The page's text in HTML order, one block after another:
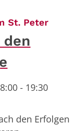
St. Peter:
- 19:30
den Erfolgen